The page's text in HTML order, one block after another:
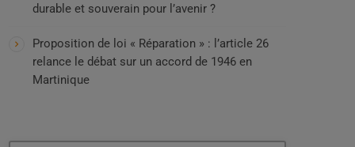
durable et souverain pour l’avenir ?
Proposition de loi « Réparation » : l’article 26
relance le débat sur un accord de 1946 en
Martinique